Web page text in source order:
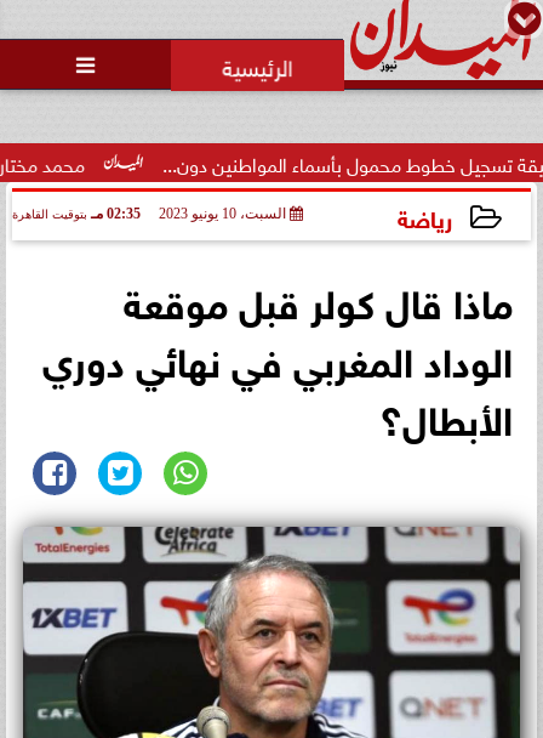

محمد مختار جمعة: بدل محمول بأسماء المواطنين دون...
رياضة السبت، 10 يونيو 2023 02:35 مـ بتوقيت القاهرة
ماذا قال كولر قبل موقعة
الوداد المغربي في نهائي دوري
الأبطال؟